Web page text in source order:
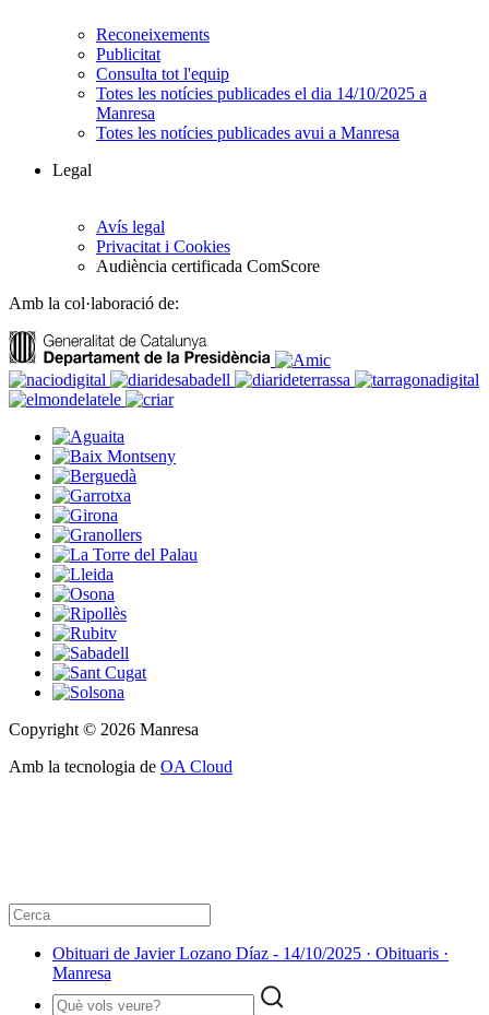
Reconeixements
Publicitat
Consulta tot l'equip
Totes les notícies publicades el dia 14/10/2025 a
Manresa
Totes les notícies publicades avui a Manresa
Legal
Avís legal
Privacitat i Cookies
Audiència certificada ComScore
Amb la col·laboració de:
Copyright © 2026 Manresa
Amb la tecnologia de OA Cloud
Obituari de Javier Lozano Díaz - 14/10/2025 · Obituaris ·
Manresa